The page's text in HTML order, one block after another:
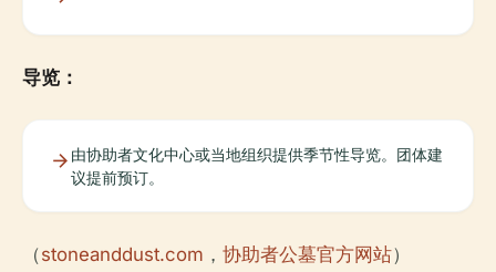
导览：
由协助者文化中心或当地组织提供季节性导览。团体建
议提前预订。
（stoneanddust.com ， 协助者公墓官方网站）